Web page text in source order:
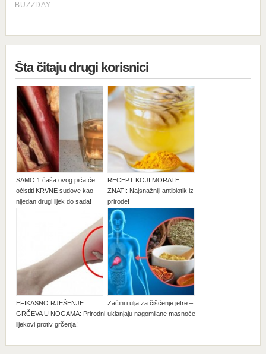
Šta čitaju drugi korisnici
SAMO 1 čaša ovog pića će
očistiti KRVNE sudove kao
nijedan drugi lijek do sada!
RECEPT KOJI MORATE
ZNATI: Najsnažniji antibiotik iz
prirode!
EFIKASNO RJEŠENJE
GRČEVA U NOGAMA: Prirodni
lijekovi protiv grčenja!
Začini i ulja za čišćenje jetre –
uklanjaju nagomilane masnoće